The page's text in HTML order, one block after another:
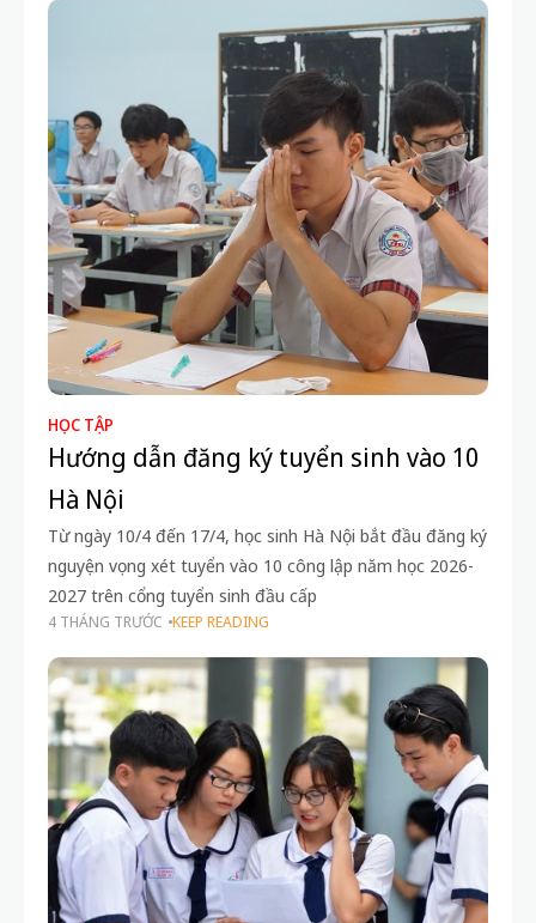
HỌC TẬP
Hướng dẫn đăng ký tuyển sinh vào 10
Hà Nội
Từ ngày 10/4 đến 17/4, học sinh Hà Nội bắt đầu đăng ký
nguyện vọng xét tuyển vào 10 công lập năm học 2026-
2027 trên cổng tuyển sinh đầu cấp
4 THÁNG TRƯỚC KEEP READING